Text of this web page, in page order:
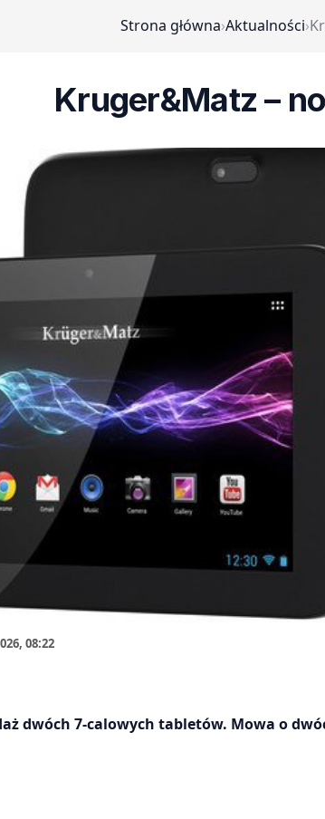
Strona główna›Aktualności›
Kruger&Matz –
08:22
dwóch 7-calowych tabletów. Mowa o